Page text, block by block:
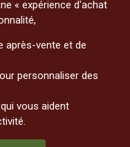
« expérience d'achat
après-vente et de
personnaliser des
vous aident